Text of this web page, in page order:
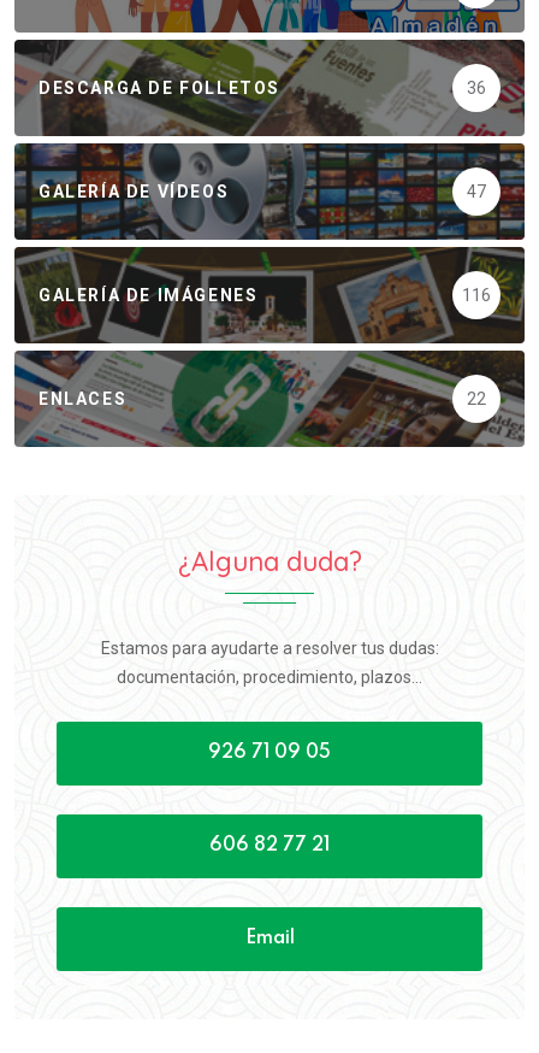
DESCARGA DE FOLLETOS 36
GALERÍA DE VÍDEOS 47
GALERÍA DE IMÁGENES 116
ENLACES 22
¿Alguna duda?
Estamos para ayudarte a resolver tus dudas:
documentación, procedimiento, plazos...
926 71 09 05
606 82 77 21
Email